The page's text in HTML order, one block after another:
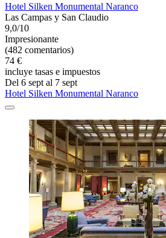
Hotel Silken Monumental Naranco
Las Campas y San Claudio
9,0/10
Impresionante
(482 comentarios)
74 €
incluye tasas e impuestos
Del 6 sept al 7 sept
Hotel Silken Monumental Naranco